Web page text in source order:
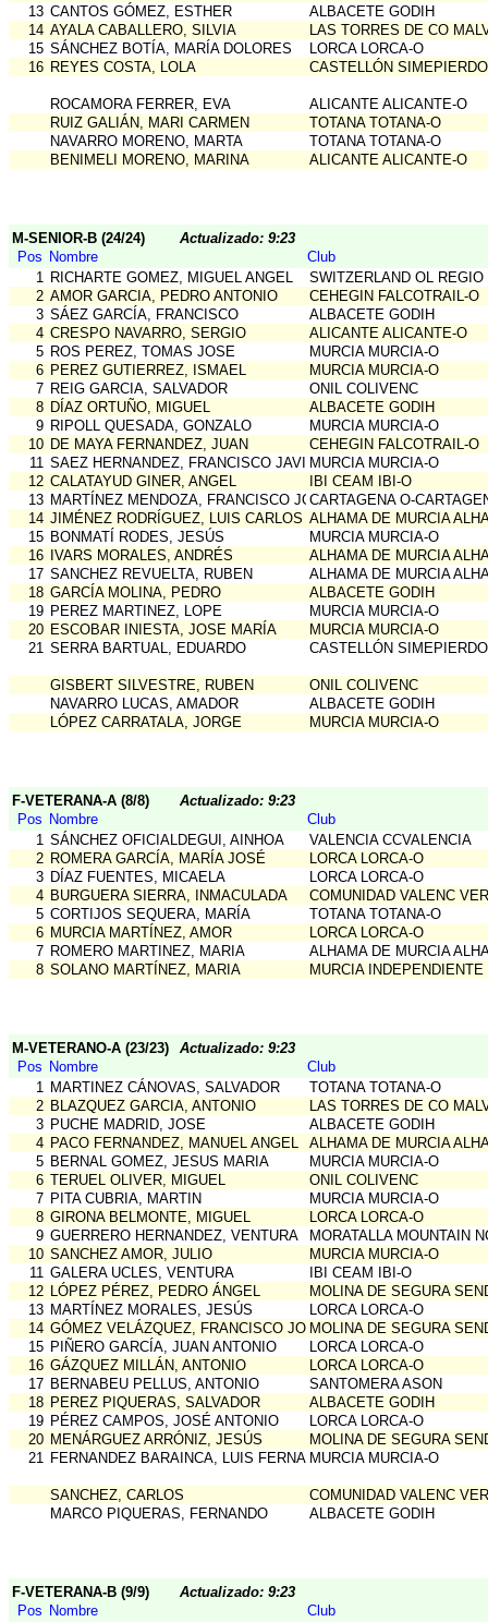
13 CANTOS GÓMEZ, ESTHER
ALBACETE GODIH
14 AYALA CABALLERO, SILVIA
LAS TORRES DE CO
15 SÁNCHEZ BOTÍA, MARÍA DOLORES
LORCA LORCA-O
16 REYES COSTA, LOLA CASTELLÓN SIMEPIERDO
ROCAMORA FERRER, EVA
ALICANTE ALICANTE-O
RUIZ GALIÁN, MARI CARMEN
TOTANA TOTANA-O
NAVARRO MORENO, MARTA
TOTANA TOTANA-O
BENIMELI MORENO, MARINA
ALICANTE ALICANTE-O
M-SENIOR-B (24/24)
Actualizado: 9:23
Pos Nombre
Club
1 RICHARTE GOMEZ, MIGUEL ANGEL
SWITZERLAND OL REGIO
2 AMOR GARCIA, PEDRO ANTONIO
CEHEGIN FALCOTRAIL-O
3 SÁEZ GARCÍA, FRANCISCO
ALBACETE GODIH
4 CRESPO NAVARRO, SERGIO
ALICANTE ALICANTE-O
5 ROS PEREZ, TOMAS JOSE
MURCIA MURCIA-O
6 PEREZ GUTIERREZ, ISMAEL
MURCIA MURCIA-O
7 REIG GARCIA, SALVADOR
ONIL COLIVENC
8 DÍAZ ORTUÑO, MIGUEL
ALBACETE GODIH
9 RIPOLL QUESADA, GONZALO
MURCIA MURCIA-O
10 DE MAYA FERNANDEZ, JUAN
CEHEGIN FALCOTRAIL-O
11 SAEZ HERNANDEZ, FRANCISCO JAVIERMURCIA MURCIA-O
12 CALATAYUD GINER, ANGEL
IBI CEAM IBI-O
13 MARTÍNEZ MENDOZA, FRANCISCO JOSECARTAGENA O-
14 JIMÉNEZ RODRÍGUEZ, LUIS CARLOS ALHAMA DE MURCIA
15 BONMATÍ RODES, JESÚS
MURCIA MURCIA-O
16
IVARS MORALES, ANDRÉS
ALHAMA DE MURCIA
17 SANCHEZ REVUELTA, RUBEN
ALHAMA DE MURCIA
18 GARCÍA MOLINA, PEDRO
ALBACETE GODIH
19 PEREZ MARTINEZ, LOPE
MURCIA MURCIA-O
20 ESCOBAR INIESTA, JOSE MARÍA
MURCIA MURCIA-O
21 SERRA BARTUAL, EDUARDO CASTELLÓN SIMEPIERDO
GISBERT SILVESTRE, RUBEN
ONIL COLIVENC
NAVARRO LUCAS, AMADOR
ALBACETE GODIH
LÓPEZ CARRATALA, JORGE
MURCIA MURCIA-O
F-VETERANA-A (8/8)
Actualizado: 9:23
Pos Nombre
Club
1 SÁNCHEZ OFICIALDEGUI, AINHOA
VALENCIA CCVALENCIA
2 ROMERA GARCÍA, MARÍA JOSÉ
LORCA LORCA-O
3 DÍAZ FUENTES, MICAELA
LORCA LORCA-O
4 BURGUERA SIERRA, INMACULADA
COMUNIDAD VALENC
5 CORTIJOS SEQUERA, MARÍA
TOTANA TOTANA-O
6 MURCIA MARTÍNEZ, AMOR
LORCA LORCA-O
7 ROMERO MARTINEZ, MARIA
ALHAMA DE MURCIA
8 SOLANO MARTÍNEZ, MARIA MURCIA INDEPENDIENTE
M-VETERANO-A (23/23)
Actualizado: 9:23
Pos Nombre
Club
1 MARTINEZ CÁNOVAS, SALVADOR
TOTANA TOTANA-O
2 BLAZQUEZ GARCIA, ANTONIO
LAS TORRES DE CO
3 PUCHE MADRID, JOSE
ALBACETE GODIH
4 PACO FERNANDEZ, MANUEL ANGEL
ALHAMA DE MURCIA
5 BERNAL GOMEZ, JESUS MARIA
MURCIA MURCIA-O
6 TERUEL OLIVER, MIGUEL
ONIL COLIVENC
7 PITA CUBRIA, MARTIN
MURCIA MURCIA-O
8 GIRONA BELMONTE, MIGUEL
LORCA LORCA-O
9 GUERRERO HERNANDEZ, VENTURA
MORATALLA MOUNTAIN
10 SANCHEZ AMOR, JULIO
MURCIA MURCIA-O
11 GALERA UCLES, VENTURA
IBI CEAM IBI-O
12 LÓPEZ PÉREZ, PEDRO ÁNGEL
MOLINA DE SEGURA
13 MARTÍNEZ MORALES, JESÚS
LORCA LORCA-O
14 GÓMEZ VELÁZQUEZ, FRANCISCO JOSÉMOLINA DE SEGURA
15 PIÑERO GARCÍA, JUAN ANTONIO
LORCA LORCA-O
16 GÁZQUEZ MILLÁN, ANTONIO
LORCA LORCA-O
17 BERNABEU PELLUS, ANTONIO
SANTOMERA ASON
18 PEREZ PIQUERAS, SALVADOR
ALBACETE GODIH
19 PÉREZ CAMPOS, JOSÉ ANTONIO
LORCA LORCA-O
20 MENÁRGUEZ ARRÓNIZ, JESÚS
MOLINA DE SEGURA
21 FERNANDEZ BARAINCA, LUIS FERNANDOMURCIA MURCIA-O
SANCHEZ, CARLOS
COMUNIDAD VALENC
MARCO PIQUERAS, FERNANDO
ALBACETE GODIH
F-VETERANA-B (9/9)
Actualizado: 9:23
Pos Nombre
Club